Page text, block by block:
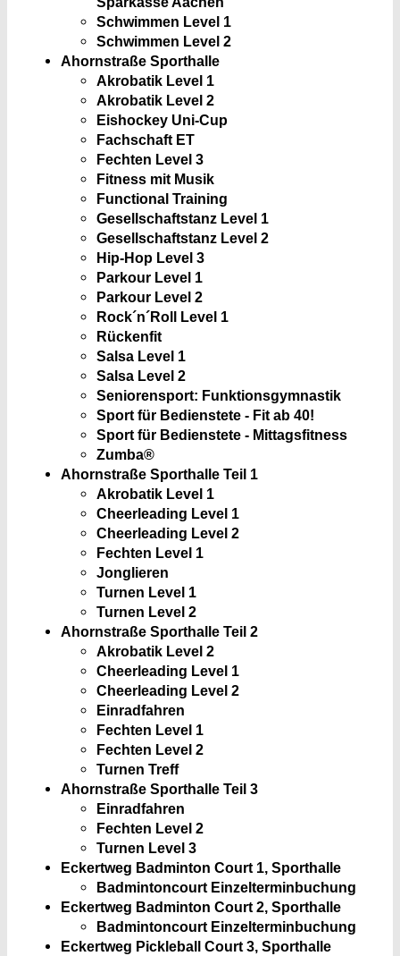
Schwimmen Level 1
Schwimmen Level 2
Ahornstraße Sporthalle
Akrobatik Level 1
Akrobatik Level 2
Eishockey Uni-Cup
Fachschaft ET
Fechten Level 3
Fitness mit Musik
Functional Training
Gesellschaftstanz Level 1
Gesellschaftstanz Level 2
Hip-Hop Level 3
Parkour Level 1
Parkour Level 2
Rock´n´Roll Level 1
Rückenfit
Salsa Level 1
Salsa Level 2
Seniorensport: Funktionsgymnastik
Sport für Bedienstete - Fit ab 40!
Sport für Bedienstete - Mittagsfitness
Zumba®
Ahornstraße Sporthalle Teil 1
Akrobatik Level 1
Cheerleading Level 1
Cheerleading Level 2
Fechten Level 1
Jonglieren
Turnen Level 1
Turnen Level 2
Ahornstraße Sporthalle Teil 2
Akrobatik Level 2
Cheerleading Level 1
Cheerleading Level 2
Einradfahren
Fechten Level 1
Fechten Level 2
Turnen Treff
Ahornstraße Sporthalle Teil 3
Einradfahren
Fechten Level 2
Turnen Level 3
Eckertweg Badminton Court 1, Sporthalle
Badmintoncourt Einzelterminbuchung
Eckertweg Badminton Court 2, Sporthalle
Badmintoncourt Einzelterminbuchung
Eckertweg Pickleball Court 3, Sporthalle